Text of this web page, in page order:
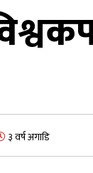
३ वर्ष अगाडि